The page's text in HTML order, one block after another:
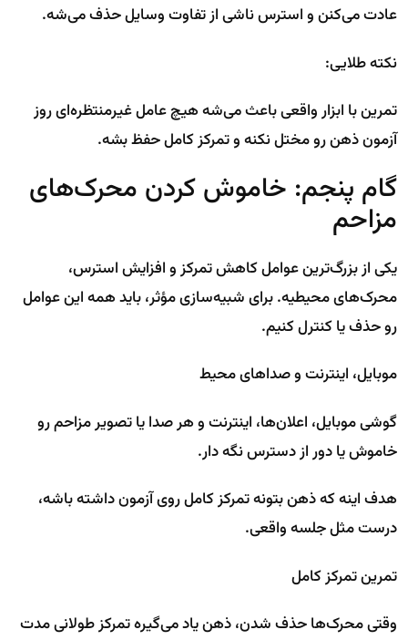
عادت می‌کنن و استرس ناشی از تفاوت وسایل حذف می‌شه.
نکته طلایی:
تمرین با ابزار واقعی باعث می‌شه هیچ عامل غیرمنتظره‌ای روز
آزمون ذهن رو مختل نکنه و تمرکز کامل حفظ بشه.
گام پنجم: خاموش کردن محرک‌های
مزاحم
یکی از بزرگ‌ترین عوامل کاهش تمرکز و افزایش استرس،
محرک‌های محیطیه. برای شبیه‌سازی مؤثر، باید همه این عوامل
رو حذف یا کنترل کنیم.
موبایل، اینترنت و صداهای محیط
گوشی موبایل، اعلان‌ها، اینترنت و هر صدا یا تصویر مزاحم رو
خاموش یا دور از دسترس نگه دار.
هدف اینه که ذهن بتونه تمرکز کامل روی آزمون داشته باشه،
درست مثل جلسه واقعی.
تمرین تمرکز کامل
وقتی محرک‌ها حذف شدن، ذهن یاد می‌گیره تمرکز طولانی مدت